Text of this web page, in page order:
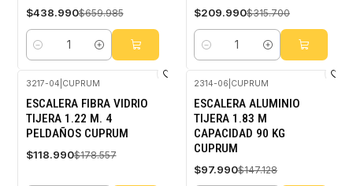
$438.990$659.985
Cantidad
$209.990$315.700
Cantidad
-33%
OFF
3217-04 CUPRUM
ESCALERA FIBRA VIDRIO
TIJERA 1.22 M. 4
PELDAÑOS CUPRUM
$118.990$178.557
-33%
OFF
2314-06 CUPRUM
ESCALERA ALUMINIO
TIJERA 1.83 M
CAPACIDAD 90 KG
CUPRUM
$97.990$147.128